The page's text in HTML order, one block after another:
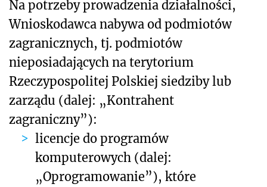
Na potrzeby prowadzenia działalności,
Wnioskodawca nabywa od podmiotów
zagranicznych, tj. podmiotów
nieposiadających na terytorium
Rzeczypospolitej Polskiej siedziby lub
zarządu (dalej: „Kontrahent
zagraniczny”):
licencje do programów
komputerowych (dalej:
„Oprogramowanie”), które